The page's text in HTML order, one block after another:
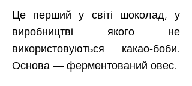
Це перший у світі шоколад, у
виробництві якого не
використовуються какао-боби.
Основа — ферментований овес.